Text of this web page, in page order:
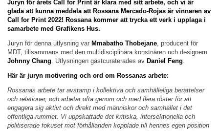
Juryn för årets Call for Print är klara med sitt arbete, och vi är
glada att kunna meddela att Rossana Mercado-Rojas är vinnaren av
Call for Print 2022! Rossana kommer att trycka ett verk i upplaga i
samarbete med Grafikens Hus.
Juryn för denna utlysning var Mmabatho Thobejane , producent för
MDT, tillsammans med den multidisciplinära konstnären och designern
Johnny Chang . Utlysningen gästcuraterades av Daniel Feng
Här är juryn motivering och ord om Rossanas arbete:
Rossanas arbete tar avstamp i kollektiva och samhälleliga berättelser
och relationer, och arbetar ofta genom och med flera röster för att
engagera sig aktivt och direkt med människor och samhället i det
offentliga rummet. Vi uppskattade det kritiska, intersektionella och
politiserade fokuset mot förhållanden kopplade till hennes egen position